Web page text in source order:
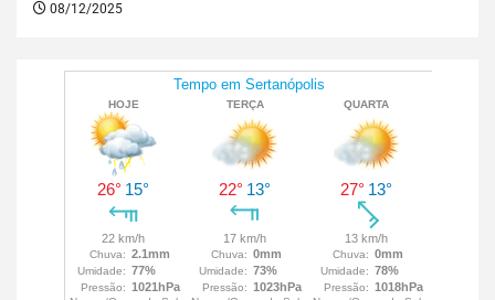
08/12/2025